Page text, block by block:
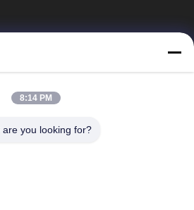
TECHNOLOGY CO., LTD.
새로운
8:14 PM
you looking for?